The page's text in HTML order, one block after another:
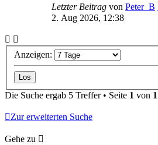
Letzter Beitrag von Peter_B
2. Aug 2026, 12:38
Anzeigen:
Die Suche ergab 5 Treffer • Seite 1 von 1
Zur erweiterten Suche
Gehe zu